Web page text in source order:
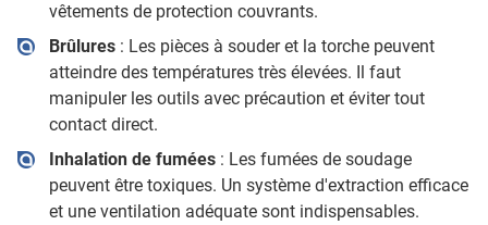
vêtements de protection couvrants.
Brûlures : Les pièces à souder et la torche peuvent
atteindre des températures très élevées. Il faut
manipuler les outils avec précaution et éviter tout
contact direct.
Inhalation de fumées: Les fumées de soudage
peuvent être toxiques. Un système d'extraction efficace
et une ventilation adéquate sont indispensables.